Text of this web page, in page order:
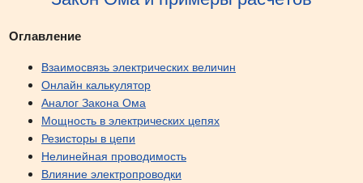
Оглавление
Взаимосвязь электрических величин
Онлайн калькулятор
Аналог Закона Ома
Мощность в электрических цепях
Резисторы в цепи
Нелинейная проводимость
Влияние электропроводки